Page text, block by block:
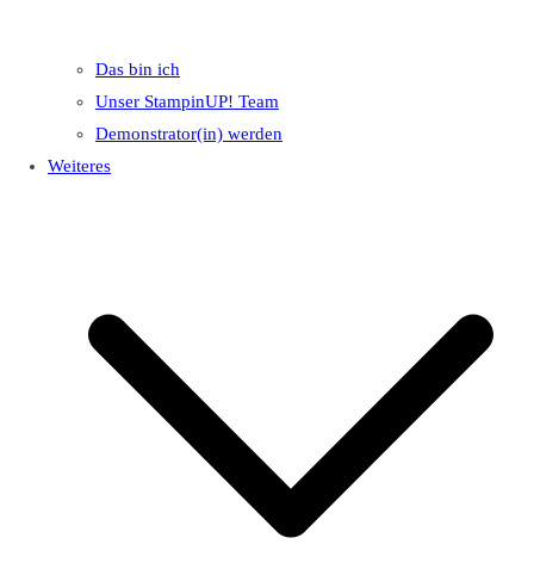
Das bin ich
Unser StampinUP! Team
Demonstrator(in) werden
Weiteres